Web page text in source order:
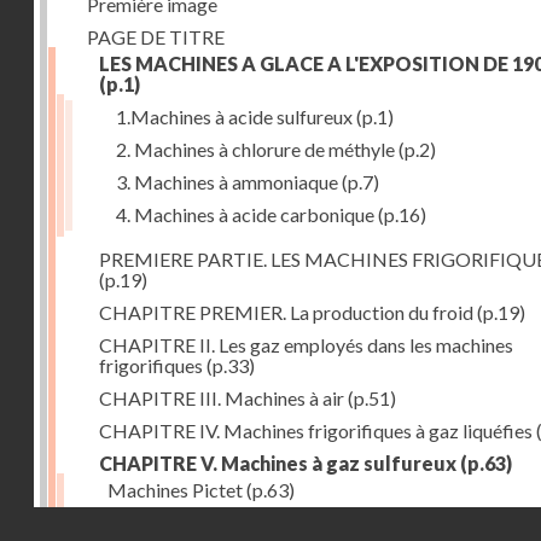
PAGE DE TITRE
LES MACHINES A GLACE A L'EXPOSITION DE
(p.1)
1.Machines à acide sulfureux(p.1)
2. Machines à chlorure de méthyle(p.2)
3. Machines à ammoniaque(p.7)
4. Machines à acide carbonique(p.16)
PREMIERE PARTIE. LES MACHINES
(p.19)
CHAPITRE PREMIER. La production du froid(p.19)
CHAPITRE II. Les gaz employés dans les machines
frigorifiques (p.33)
CHAPITRE III. Machines à air(p.51)
CHAPITRE IV. Machines frigorifiques à gaz liquéfies
CHAPITRE V. Machines à gaz sulfureux (p.63)
Machines Pictet(p.63)